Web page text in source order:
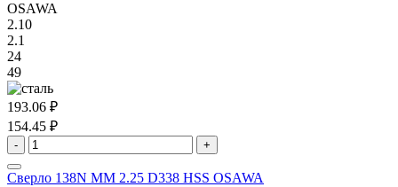
OSAWA
2.10
2.1
24
49
193.06 ₽
154.45 ₽
- +
Сверло 138N MM 2.25 D338 HSS OSAWA